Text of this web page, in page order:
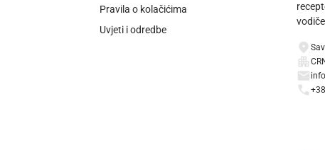
Pravila o kolačićima
Uvjeti i odredbe